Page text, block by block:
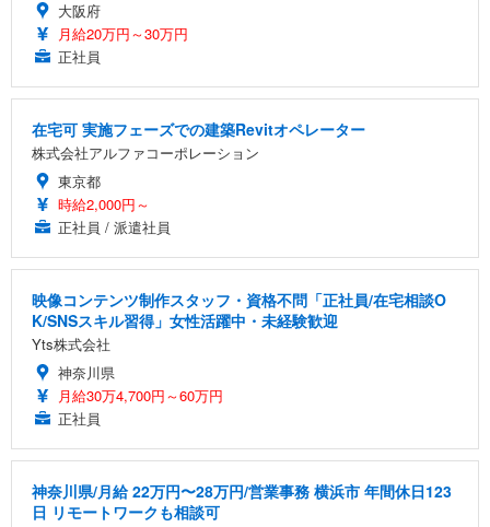
大阪府
月給20万円～30万円
正社員
在宅可 実施フェーズでの建築Revitオペレーター
株式会社アルファコーポレーション
東京都
時給2,000円～
正社員 / 派遣社員
映像コンテンツ制作スタッフ・資格不問「正社員/在宅相談O
K/SNSスキル習得」女性活躍中・未経験歓迎
Yts株式会社
神奈川県
月給30万4,700円～60万円
正社員
神奈川県/月給 22万円〜28万円/営業事務 横浜市 年間休日123
日 リモートワークも相談可